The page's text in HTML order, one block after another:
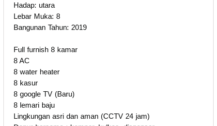
Hadap: utara
Lebar Muka: 8
Bangunan Tahun: 2019
Full furnish 8 kamar
8 AC
8 water heater
8 kasur
8 google TV (Baru)
8 lemari baju
Lingkungan asri dan aman (CCTV 24 jam)